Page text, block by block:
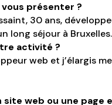
présenter ?
30 ans,
long séjour à Bruxelles.
activité ?
web et j’élargis
site web ou une page